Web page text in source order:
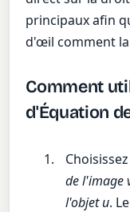
principaux afin
d'œil comment
Comment
d'Équation
de l'image
l'objet u.